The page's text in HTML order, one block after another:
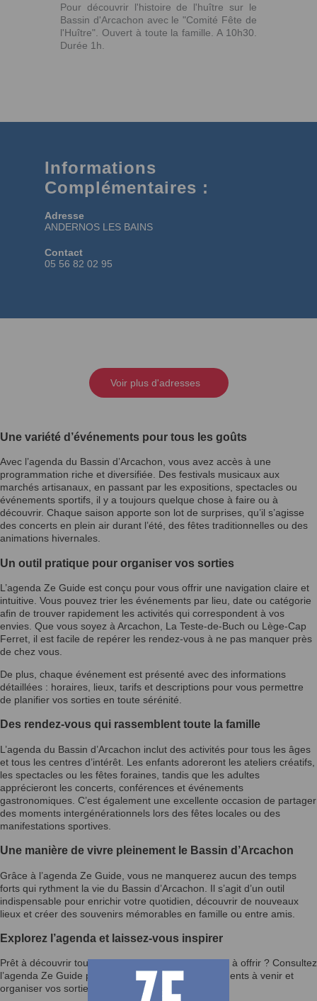
Pour découvrir l'histoire de l'huître sur le
Bassin d'Arcachon avec le "Comité Fête de
l'Huître". Ouvert à toute la famille. A 10h30.
Durée 1h.
Informations
Complémentaires :
Adresse
ANDERNOS LES BAINS
Contact
05 56 82 02 95
Voir plus d'adresses
Une variété d’événements pour tous les goûts
Avec l’agenda du Bassin d’Arcachon, vous avez accès à une
programmation riche et diversifiée. Des festivals musicaux aux
marchés artisanaux, en passant par les expositions, spectacles ou
événements sportifs, il y a toujours quelque chose à faire ou à
découvrir. Chaque saison apporte son lot de surprises, qu’il s’agisse
des concerts en plein air durant l’été, des fêtes traditionnelles ou des
animations hivernales.
Un outil pratique pour organiser vos sorties
L’agenda Ze Guide est conçu pour vous offrir une navigation claire et
intuitive. Vous pouvez trier les événements par lieu, date ou catégorie
afin de trouver rapidement les activités qui correspondent à vos
envies. Que vous soyez à Arcachon, La Teste-de-Buch ou Lège-Cap
Ferret, il est facile de repérer les rendez-vous à ne pas manquer près
de chez vous.
De plus, chaque événement est présenté avec des informations
détaillées : horaires, lieux, tarifs et descriptions pour vous permettre
de planifier vos sorties en toute sérénité.
Des rendez-vous qui rassemblent toute la famille
L’agenda du Bassin d’Arcachon inclut des activités pour tous les âges
et tous les centres d’intérêt. Les enfants adoreront les ateliers créatifs,
les spectacles ou les fêtes foraines, tandis que les adultes
apprécieront les concerts, conférences et événements
gastronomiques. C’est également une excellente occasion de partager
des moments intergénérationnels lors des fêtes locales ou des
manifestations sportives.
Une manière de vivre pleinement le Bassin d’Arcachon
Grâce à l’agenda Ze Guide, vous ne manquerez aucun des temps
forts qui rythment la vie du Bassin d’Arcachon. Il s’agit d’un outil
indispensable pour enrichir votre quotidien, découvrir de nouveaux
lieux et créer des souvenirs mémorables en famille ou entre amis.
Explorez l’agenda et laissez-vous inspirer
Prêt à découvrir tout ce que le Bassin d’Arcachon a à offrir ? Consultez
l’agenda Ze Guide pour rester informé des événements à venir et
organiser vos sorties selon vos envies.